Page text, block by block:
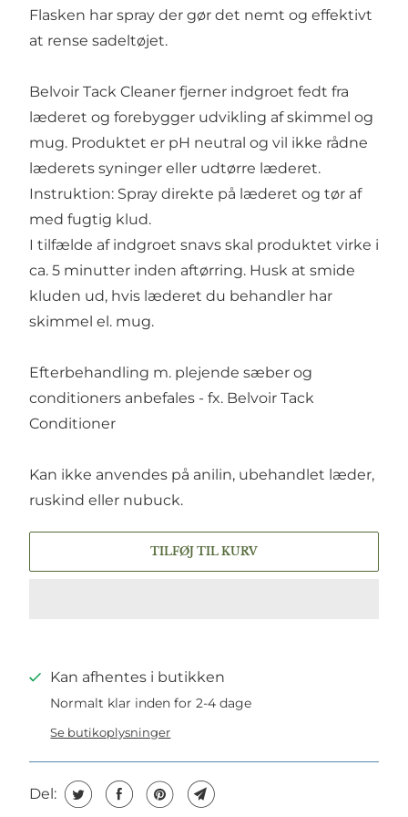
Flasken har spray der gør det nemt og effektivt
at rense sadeltøjet.
Belvoir Tack Cleaner fjerner indgroet fedt fra
læderet og forebygger udvikling af skimmel og
mug. Produktet er pH neutral og vil ikke rådne
læderets syninger eller udtørre læderet.
Instruktion: Spray direkte på læderet og tør af
med fugtig klud.
I tilfælde af indgroet snavs skal produktet virke i
ca. 5 minutter inden aftørring. Husk at smide
kluden ud, hvis læderet du behandler har
skimmel el. mug.
Efterbehandling m. plejende sæber og
conditioners anbefales - fx. Belvoir Tack
Conditioner
Kan ikke anvendes på anilin, ubehandlet læder,
ruskind eller nubuck.
TILFØJ TIL KURV
Kan afhentes i butikken
Normalt klar inden for 2-4 dage
Se butikoplysninger
Del: